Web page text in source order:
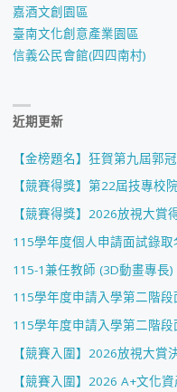
嘉酒文創園區
臺南文化創意產業園區
信義公民會館(四四南村)
近期更新
【金榜題名】狂賀第九屆郭
【競賽得獎】第22屆技專校
【競賽得獎】2026放視大賞
115學年度個人申請面試錄
115-1兼任教師 (3D動畫專長)
115學年度申請入學第二階
115學年度申請入學第二階
【競賽入圍】2026放視大賞
【競賽入圍】2026 A+文化